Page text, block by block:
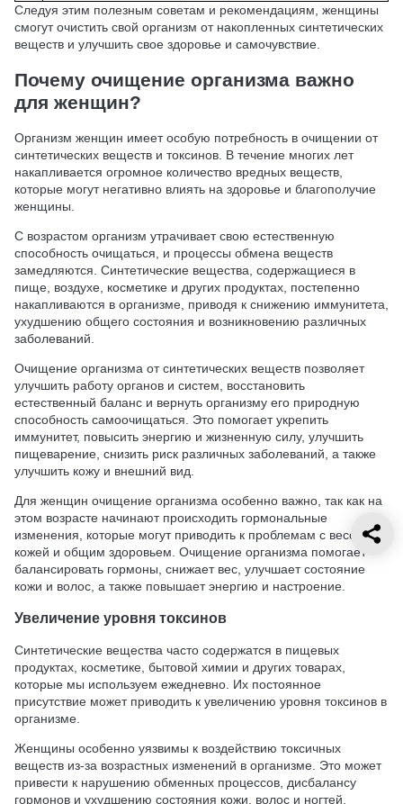
Следуя этим полезным советам и рекомендациям, женщины
смогут очистить свой организм от накопленных синтетических
веществ и улучшить свое здоровье и самочувствие.
Почему очищение организма важно
для женщин?
Организм женщин имеет особую потребность в очищении от
синтетических веществ и токсинов. В течение многих лет
накапливается огромное количество вредных веществ,
которые могут негативно влиять на здоровье и благополучие
женщины.
С возрастом организм утрачивает свою естественную
способность очищаться, и процессы обмена веществ
замедляются. Синтетические вещества, содержащиеся в
пище, воздухе, косметике и других продуктах, постепенно
накапливаются в организме, приводя к снижению иммунитета,
ухудшению общего состояния и возникновению различных
заболеваний.
Очищение организма от синтетических веществ позволяет
улучшить работу органов и систем, восстановить
естественный баланс и вернуть организму его природную
способность самоочищаться. Это помогает укрепить
иммунитет, повысить энергию и жизненную силу, улучшить
пищеварение, снизить риск различных заболеваний, а также
улучшить кожу и внешний вид.
Для женщин очищение организма особенно важно, так как на
этом возрасте начинают происходить гормональные
изменения, которые могут приводить к проблемам с весом,
кожей и общим здоровьем. Очищение организма помогает
балансировать гормоны, снижает вес, улучшает состояние
кожи и волос, а также повышает энергию и настроение.
Увеличение уровня токсинов
Синтетические вещества часто содержатся в пищевых
продуктах, косметике, бытовой химии и других товарах,
которые мы используем ежедневно. Их постоянное
присутствие может приводить к увеличению уровня токсинов в
организме.
Женщины особенно уязвимы к воздействию токсичных
веществ из-за возрастных изменений в организме. Это может
привести к нарушению обменных процессов, дисбалансу
гормонов и ухудшению состояния кожи, волос и ногтей.